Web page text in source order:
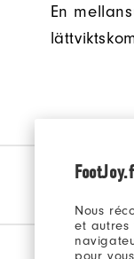
Nous
et autres
pour
En